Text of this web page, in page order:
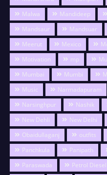
Malwa
Mandideep
Mandsaur
Mandsuar
Meerut
Mexico
Motivation
mp
Mumbai
Mumbi
Music
Narmadapuram
Narsinghpur
Nashik
New Dehli
New Delhi
Obaidullaganj
outfits
Panchkula
Panipath
Paraswada
Petrol Diesel